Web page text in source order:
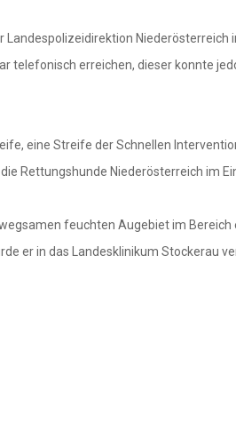
Landespolizeidirektion Niederösterreich
telefonisch erreichen, dieser konnte
eine Streife der Schnellen
Rettungshunde Niederösterreich im
feuchten Augebiet im Bereich
er in das Landesklinikum Stockerau